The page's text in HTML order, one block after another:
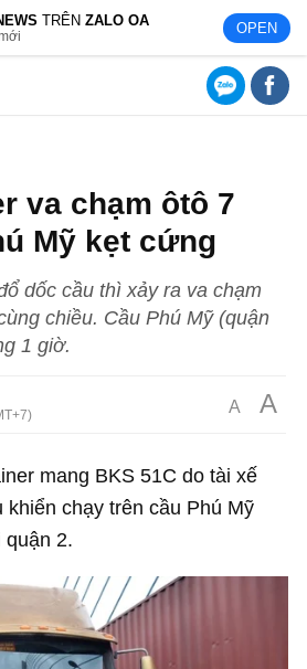
TRÊNZALO OA OPEN
va chạm ôtô 7
Mỹ kẹt cứng
dốc cầu thì xảy ra va chạm
chiều. Cầu Phú Mỹ (quận
1 giờ.
A A
mang BKS 51C do tài xế
khiển chạy trên cầu Phú Mỹ
2.